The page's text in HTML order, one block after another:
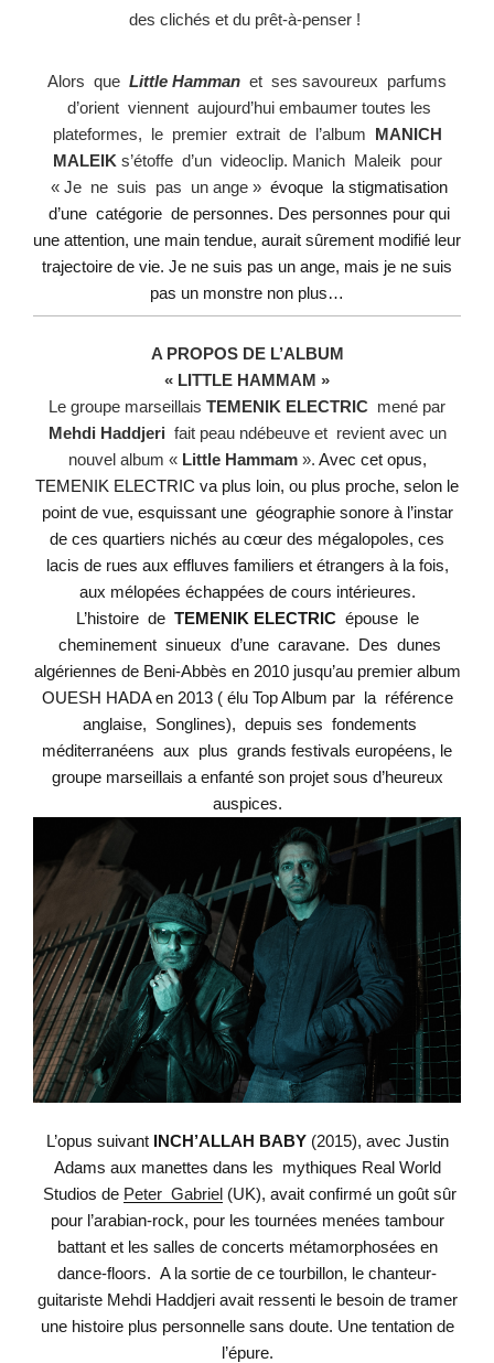
des clichés et du prêt-à-penser !
Alors que Little Hamman et ses savoureux parfums
d’orient viennent aujourd’hui embaumer toutes les
plateformes, le premier extrait de l’album MANICH
MALEIK s’étoffe d’un videoclip. Manich Maleik pour
« Je ne suis pas un ange » évoque la stigmatisation
d’une catégorie de personnes. Des personnes pour qui
une attention, une main tendue, aurait sûrement modifié leur
trajectoire de vie. Je ne suis pas un ange, mais je ne suis
pas un monstre non plus…
A PROPOS DE L’ALBUM
« LITTLE HAMMAM »
Le groupe marseillais TEMENIK ELECTRIC mené par
Mehdi Haddjeri fait peau ndébeuve et revient avec un
nouvel album «Little Hammam ». Avec cet opus,
TEMENIK ELECTRIC va plus loin, ou plus proche, selon le
point de vue, esquissant une géographie sonore à l’instar
de ces quartiers nichés au cœur des mégalopoles, ces
lacis de rues aux effluves familiers et étrangers à la fois,
aux mélopées échappées de cours intérieures.
L’histoire de TEMENIK ELECTRICépouse le
cheminement sinueux d’une caravane. Des dunes
algériennes de Beni-Abbès en 2010 jusqu’au premier album
OUESH HADA en 2013 ( élu Top Album par la référence
anglaise, Songlines), depuis ses fondements
méditerranéens aux plus grands festivals européens, le
groupe marseillais a enfanté son projet sous d’heureux
auspices.
L’opus suivant INCH’ALLAH BABY(2015), avec Justin
Adams aux manettes dans les mythiques Real World
Studios de Peter Gabriel(UK), avait confirmé un goût sûr
pour l’arabian-rock, pour les tournées menées tambour
battant et les salles de concerts métamorphosées en
dance-floors. A la sortie de ce tourbillon, le chanteur-
guitariste Mehdi Haddjeri avait ressenti le besoin de tramer
une histoire plus personnelle sans doute. Une tentation de
l’épure.